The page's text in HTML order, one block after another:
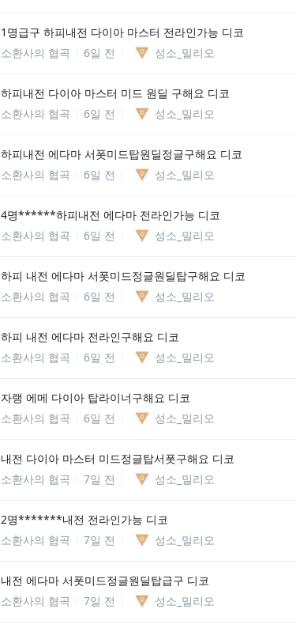
1명급구 하피내전 다이아 마스터 전라인가능 디코
소환사의 협곡
6일 전 성소_밀리오
하피내전 다이아 마스터 미드 원딜 구해요 디코
소환사의 협곡
6일 전 성소_밀리오
하피내전 에다마 서폿미드탑원딜정글구해요 디코
소환사의 협곡
6일 전 성소_밀리오
4명******하피내전 에다마 전라인가능 디코
소환사의 협곡
6일 전 성소_밀리오
하피 내전 에다마 서폿미드정글원딜탑구해요 디코
소환사의 협곡
6일 전 성소_밀리오
하피 내전 에다마 전라인구해요 디코
소환사의 협곡
6일 전 성소_밀리오
자랭 에메 다이아 탑라이너구해요 디코
소환사의 협곡
6일 전 성소_밀리오
내전 다이아 마스터 미드정글탑서폿구해요 디코
소환사의 협곡
7일 전 성소_밀리오
2명*******내전 전라인가능 디코
소환사의 협곡
7일 전 성소_밀리오
내전 에다마 서폿미드정글원딜탑급구 디코
소환사의 협곡
7일 전 성소_밀리오